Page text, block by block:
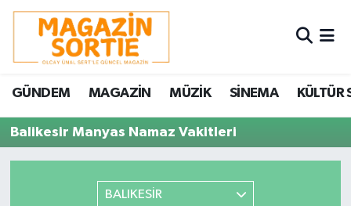
GÜNDEM MAGAZİN MÜZİK SİNEMA KÜLTÜR
Balikesir Manyas Namaz Vakitleri
BALIKESİR
Nöbetçi Eczaneler
Hava Durumu
Trafik Durumu
Süper Lig Puan Durumu ve Fikstür